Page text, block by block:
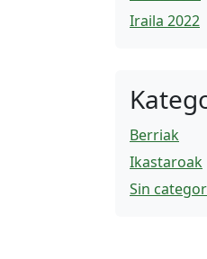
Iraila 2022
Berriak
Ikastaroak
Sin